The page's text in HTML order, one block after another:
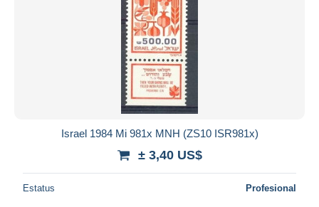
Israel 1984 Mi 981x MNH (ZS10 ISR981x)
± 3,40 US$
Estatus Profesional